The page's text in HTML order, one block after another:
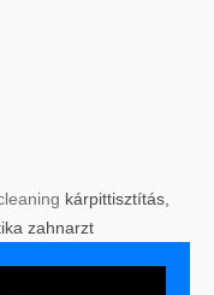
kárpittisztítás,
zahnarzt